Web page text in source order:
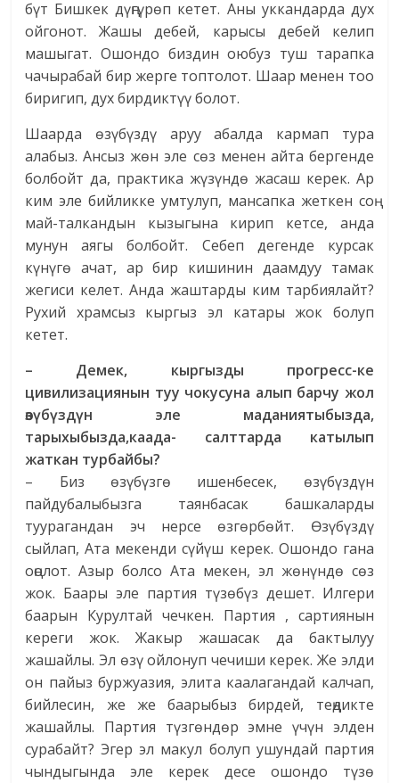
бүт Бишкек дүңгүрөп кетет. Аны уккандарда дух
ойгонот. Жашы дебей, карысы дебей келип
машыгат. Ошондо биздин оюбуз туш тарапка
чачырабай бир жерге топтолот. Шаар менен тоо
биригип, дух бирдиктүү болот.
Шаарда өзүбүздү аруу абалда кармап тура
алабыз. Ансыз жөн эле сөз менен айта бергенде
болбойт да, практика жүзүндө жасаш керек. Ар
ким эле бийликке умтулуп, мансапка жеткен соң
май-талкандын кызыгына кирип кетсе, анда
мунун аягы болбойт. Себеп дегенде курсак
күнүгө ачат, ар бир кишинин даамдуу тамак
жегиси келет. Анда жаштарды ким тарбиялайт?
Рухий храмсыз кыргыз эл катары жок болуп
кетет.
– Демек, кыргызды прогресс-ке
цивилизациянын туу чокусуна алып барчу жол
өзүбүздүн эле маданиятыбызда,
тарыхыбызда,каада- салттарда катылып
жаткан турбайбы?
– Биз өзүбүзгө ишенбесек, өзүбүздүн
пайдубалыбызга таянбасак башкаларды
туурагандан эч нерсе өзгөрбөйт. Өзүбүздү
сыйлап, Ата мекенди сүйүш керек. Ошондо гана
оңолот. Азыр болсо Ата мекен, эл жөнүндө сөз
жок. Баары эле партия түзөбүз дешет. Илгери
баарын Курултай чечкен. Партия , сартиянын
кереги жок. Жакыр жашасак да бактылуу
жашайлы. Эл өзү ойлонуп чечиши керек. Же элди
он пайыз буржуазия, элита каалагандай калчап,
бийлесин, же же баарыбыз бирдей, теңдикте
жашайлы. Партия түзгөндөр эмне үчүн элден
сурабайт? Эгер эл макул болуп ушундай партия
чындыгында эле керек десе ошондо түзө